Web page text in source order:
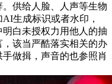
供给人脸、人声等生物
生成标识或者水印，
白未授权力用他人的抽
该当严酷落实相关的办
做揖，声音的也参照肖